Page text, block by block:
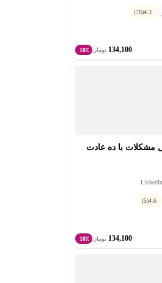
4.3
(76)
134,100 تومان 10٪
مشکلات با ده عادت
4.6
(5)
134,100 تومان 10٪